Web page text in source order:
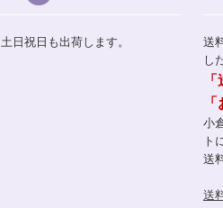
土日祝日も出荷します。
送
し
小
ト
送
送